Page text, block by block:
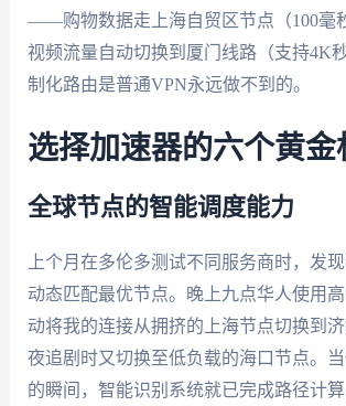
——购物数据走上海自贸区节点（100毫
视频流量自动切换到厦门线路（支持4K
制化路由是普通VPN永远做不到的。
选择加速器的六个黄金
全球节点的智能调度能力
上个月在多伦多测试不同服务商时，发
动态匹配最优节点。晚上九点华人使用
动将我的连接从拥挤的上海节点切换到
夜追剧时又切换至低负载的海口节点。
的瞬间，智能识别系统就已完成路径计